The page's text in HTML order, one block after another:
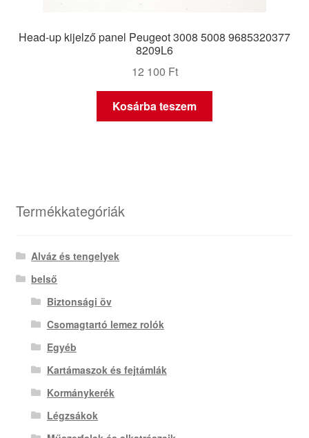
Head-up kijelző panel Peugeot 3008 5008 9685320377
8209L6
12 100 Ft
Kosárba teszem
Termékkategóriák
Alváz és tengelyek
belső
Biztonsági öv
Csomagtartó lemez rolók
Egyéb
Kartámaszok és fejtámlák
Kormánykerék
Légzsákok